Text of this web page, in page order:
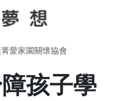
愛家園關懷協會
孩子學